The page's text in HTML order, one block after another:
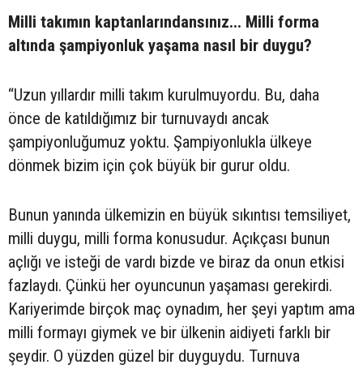
Milli takımın kaptanlarındansınız... Milli forma
altında şampiyonluk yaşama nasıl bir duygu?
“Uzun yıllardır milli takım kurulmuyordu. Bu, daha
önce de katıldığımız bir turnuvaydı ancak
şampiyonluğumuz yoktu. Şampiyonlukla ülkeye
dönmek bizim için çok büyük bir gurur oldu.
Bunun yanında ülkemizin en büyük sıkıntısı temsiliyet,
milli duygu, milli forma konusudur. Açıkçası bunun
açlığı ve isteği de vardı bizde ve biraz da onun etkisi
fazlaydı. Çünkü her oyuncunun yaşaması gerekirdi.
Kariyerimde birçok maç oynadım, her şeyi yaptım ama
milli formayı giymek ve bir ülkenin aidiyeti farklı bir
şeydir. O yüzden güzel bir duyguydu. Turnuva